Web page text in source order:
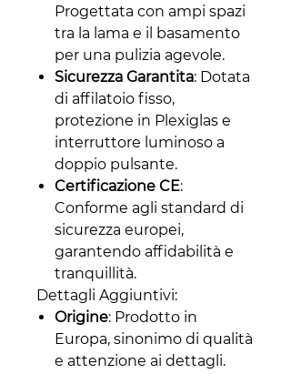
Progettata con ampi spazi
tra la lama e il basamento
per una pulizia agevole.
Sicurezza Garantita: Dotata
di affilatoio fisso,
protezione in Plexiglas e
interruttore luminoso a
doppio pulsante.
Certificazione CE:
Conforme agli standard di
sicurezza europei,
garantendo affidabilità e
tranquillità.
Dettagli Aggiuntivi:
Origine: Prodotto in
Europa, sinonimo di qualità
e attenzione ai dettagli.